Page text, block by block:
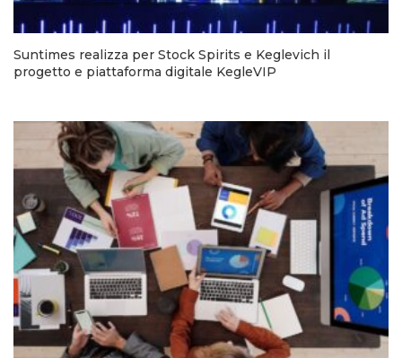
Suntimes realizza per Stock Spirits e Keglevich il
progetto e piattaforma digitale KegleVIP